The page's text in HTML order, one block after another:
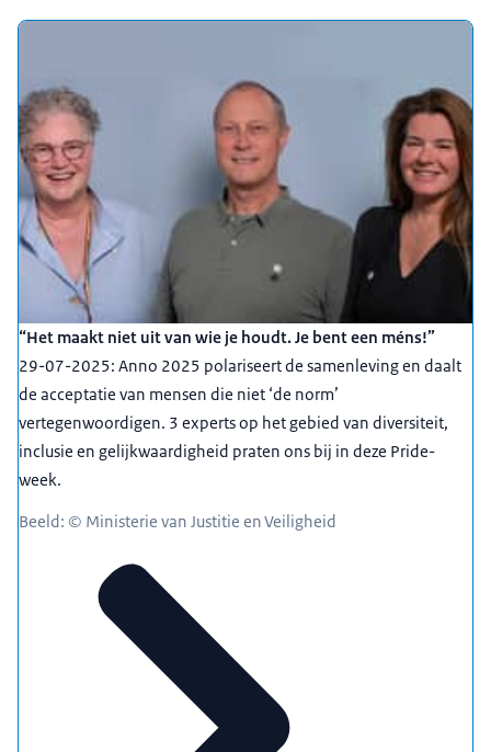
“Het maakt niet uit van wie je houdt. Je bent een méns!”
29-07-2025: Anno 2025 polariseert de samenleving en daalt
de acceptatie van mensen die niet ‘de norm’
vertegenwoordigen. 3 experts op het gebied van diversiteit,
inclusie en gelijkwaardigheid praten ons bij in deze Pride-
week.
Beeld: © Ministerie van Justitie en Veiligheid